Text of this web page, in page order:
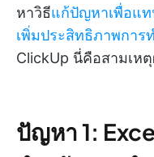
หาวิธีแก้ปัญหาเพื่อแท
เพิ่มประสิทธิภาพการ
ClickUp นี่คือสามเห
ปัญหา 1: